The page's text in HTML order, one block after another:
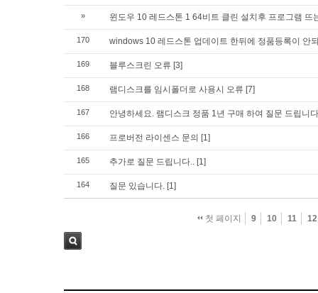
» 윈도우 10 레드스톤 1 64비트 클린 설치후 프로그램 뜨
170 windows 10 레드스톤 업데이트 한뒤에 정품등록이 안
169 블루스크린 오류 [3]
168 램디스크를 임시폴더로 사용시 오류 [7]
167 안녕하세요. 램디스크 정품 1년 구매 하여 질문 드립니다
166 프로버전 라이센스 문의 [1]
165 추가로 질문 드립니다.. [1]
164 질문 있습니다. [1]
첫 페이지 9 10 11 12